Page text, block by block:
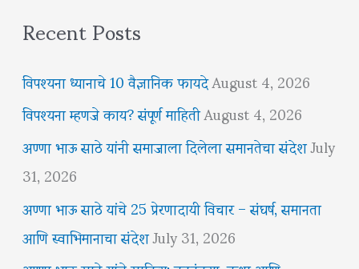
Recent Posts
विपश्यना ध्यानाचे 10 वैज्ञानिक फायदेAugust 4, 2026
विपश्यना म्हणजे काय? संपूर्ण माहितीAugust 4, 2026
अण्णा भाऊ साठे यांनी समाजाला दिलेला समानतेचा संदेशJuly
31, 2026
अण्णा भाऊ साठे यांचे 25 प्रेरणादायी विचार – संघर्ष, समानता
आणि स्वाभिमानाचा संदेशJuly 31, 2026